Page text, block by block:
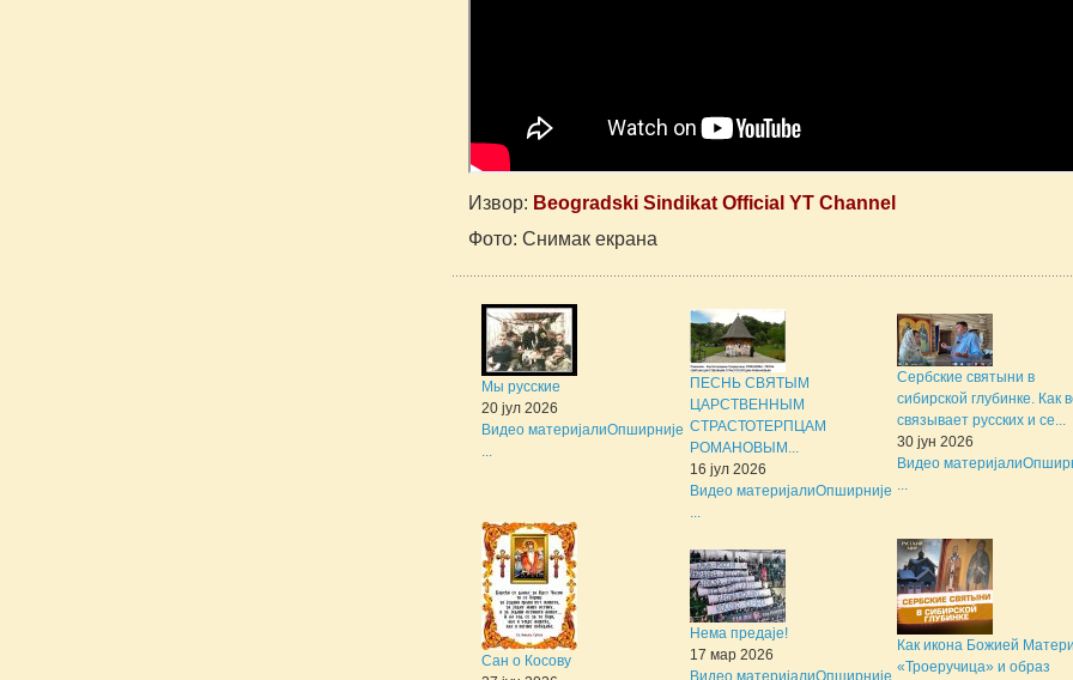
Извор: Beogradski Sindikat Official YT Channel
Фото: Снимак екрана
Мы русские
20 јул 2026
Видео материјалиОпширније
...
ПЕСНЬ СВЯТЫМ
ЦАРСТВЕННЫМ
СТРАСТОТЕРПЦАМ
РОМАНОВЫМ...
16 јул 2026
Видео материјалиОпширније
...
Сербские святыни в
сибирской глубинке. Как
связывает русских и се...
30 јун 2026
Видео материјали
...
Сан о Косову
Нема предаје!
17 мар 2026
Как икона Божией Матери
«Троеручица» и образ